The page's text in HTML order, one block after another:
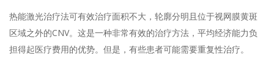
热能激光治疗法可有效治疗面积不大，轮廓分明且位于视网膜黄斑
区域之外的CNV。这是一种非常有效的治疗方法，平均经济能力负
担得起医疗费用的优势。但是，有些患者可能需要重复性治疗。